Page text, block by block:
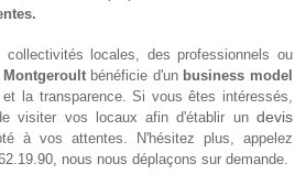
locales, des professionnels ou
bénéficie d'un business model
la transparence. Si vous êtes intéressés,
visiter vos locaux afin d'établir un devis
à vos attentes. N'hésitez plus, appelez
nous nous déplaçons sur demande.